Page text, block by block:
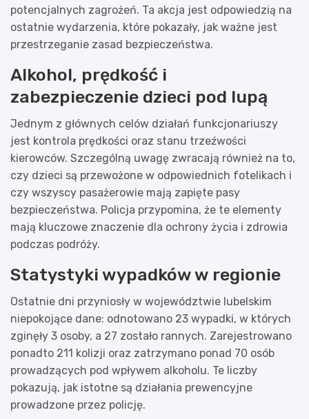
potencjalnych zagrożeń. Ta akcja jest odpowiedzią na
ostatnie wydarzenia, które pokazały, jak ważne jest
przestrzeganie zasad bezpieczeństwa.
Alkohol, prędkość i
zabezpieczenie dzieci pod lupą
Jednym z głównych celów działań funkcjonariuszy
jest kontrola prędkości oraz stanu trzeźwości
kierowców. Szczególną uwagę zwracają również na to,
czy dzieci są przewożone w odpowiednich fotelikach i
czy wszyscy pasażerowie mają zapięte pasy
bezpieczeństwa. Policja przypomina, że te elementy
mają kluczowe znaczenie dla ochrony życia i zdrowia
podczas podróży.
Statystyki wypadków w regionie
Ostatnie dni przyniosły w województwie lubelskim
niepokojące dane: odnotowano 23 wypadki, w których
zginęły 3 osoby, a 27 zostało rannych. Zarejestrowano
ponadto 211 kolizji oraz zatrzymano ponad 70 osób
prowadzących pod wpływem alkoholu. Te liczby
pokazują, jak istotne są działania prewencyjne
prowadzone przez policję.